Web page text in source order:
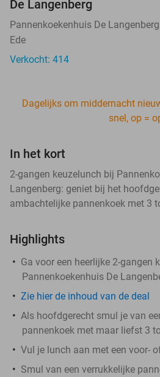
De Langenberg
Pannenkoekenhuis De Langenberg
Ede
Verkocht: 414
Dagelijks om middernacht
snel, op =
In het kort
2-gangen keuzelunch bij
Langenberg: geniet bij het
ambachtelijke pannenkoek met 3
Highlights
Ga voor een heerlijke 2-gangen
Pannenkoekenhuis De
Zie hier de inhoud van de deal
Als hoofdgerecht smul je van
pannenkoek met maar liefst 3
Vul je lunch aan met een voor-
Smul van een verrukkelijke